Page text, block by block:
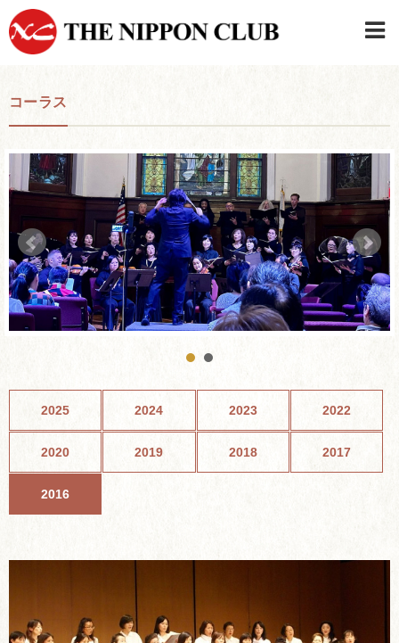
コーラス
2025 2024 2023 2022
2020 2019 2018 2017
2016
日本クラブメンバーログイン
連絡先・駐車場
はじめてご利用の方はこちら
›